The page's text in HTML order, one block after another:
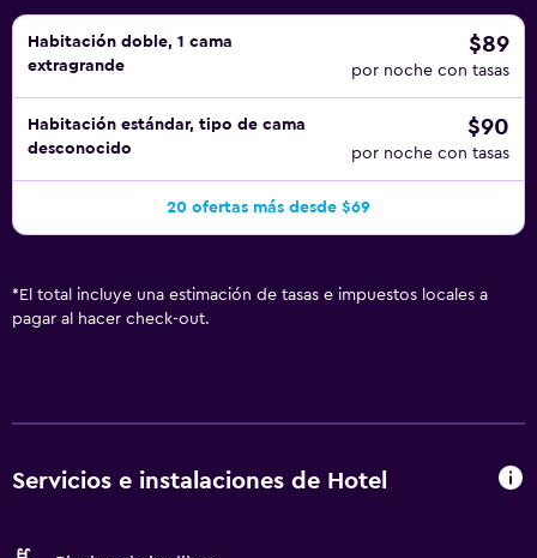
Habitación doble, 1 cama
extragrande
$89
por noche con tasas
Habitación estándar, tipo de cama
desconocido
$90
por noche con tasas
20 ofertas más desde $69
* El total incluye una estimación de tasas e impuestos locales a
pagar al hacer check-out.
Servicios e instalaciones de Hotel